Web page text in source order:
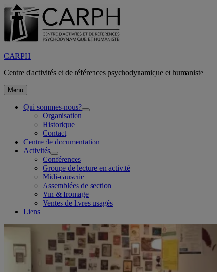
Aller
au
contenu
CARPH
Centre d'activités et de références psychodynamique et humaniste
Menu
Qui sommes-nous?
ouvrir
Organisation
Historique
Contact
Centre de documentation
Activités
ouvrir
le
sous-
menu
Conférences
Groupe de lecture en activité
Midi-causerie
Assemblées de section
Vin & fromage
Ventes de livres usagés
Liens